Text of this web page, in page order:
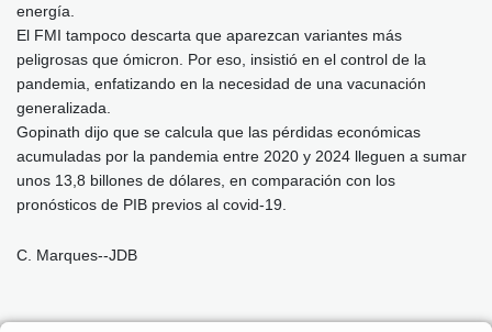
energía.
El FMI tampoco descarta que aparezcan variantes más
peligrosas que ómicron. Por eso, insistió en el control de la
pandemia, enfatizando en la necesidad de una vacunación
generalizada.
Gopinath dijo que se calcula que las pérdidas económicas
acumuladas por la pandemia entre 2020 y 2024 lleguen a sumar
unos 13,8 billones de dólares, en comparación con los
pronósticos de PIB previos al covid-19.
C. Marques--JDB